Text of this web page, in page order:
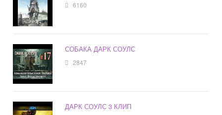
6160
СОБАКА ДАРК СОУЛС
2847
ДАРК СОУЛС 3 КЛИП